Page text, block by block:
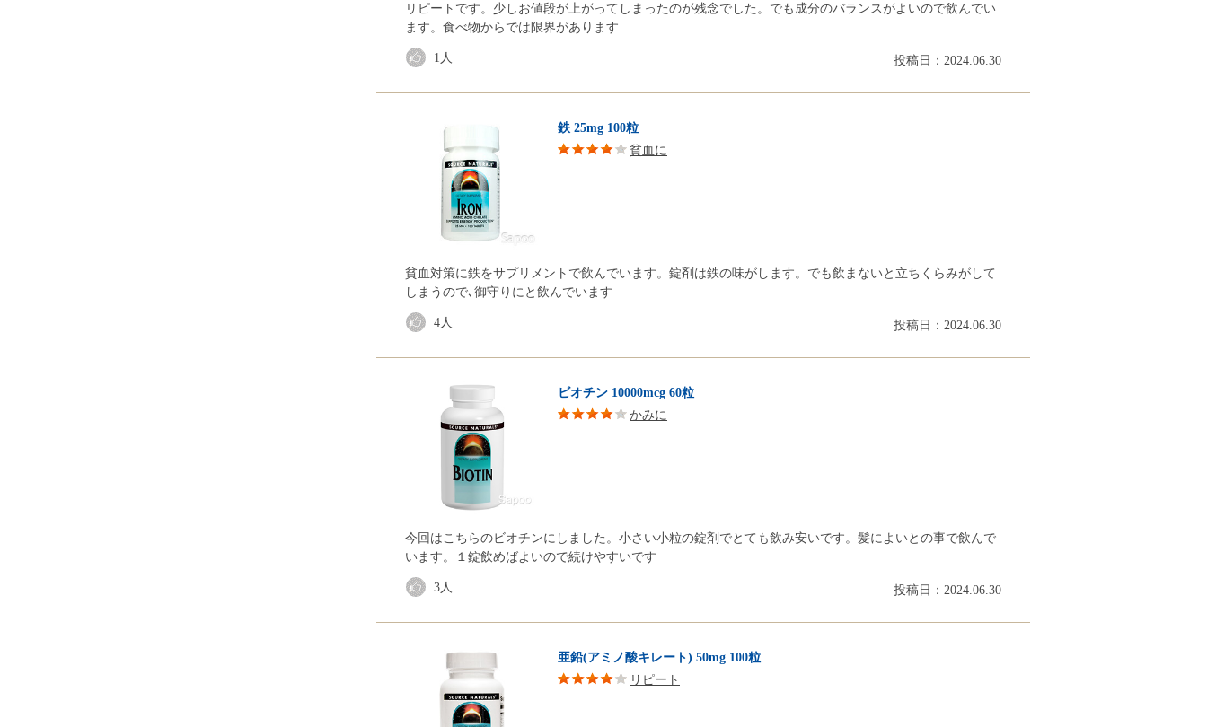
リピートです。少しお値段が上がってしまったのが残念でした。でも成分のバランスがよいので飲んでい
ます。食べ物からでは限界があります
投稿日：2024.06.30
1 人
鉄 25mg 100粒
貧血に
貧血対策に鉄をサプリメントで飲んでいます。錠剤は鉄の味がします。でも飲まないと立ちくらみがして
しまうので､御守りにと飲んでいます
投稿日：2024.06.30
4人
ビオチン 10000mcg 60粒
かみに
今回はこちらのビオチンにしました。小さい小粒の錠剤でとても飲み安いです。髪によいとの事で飲んで
います。１錠飲めばよいので続けやすいです
投稿日：2024.06.30
3人
亜鉛(アミノ酸キレート) 50mg 100粒
リピート